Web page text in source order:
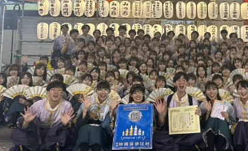
ビジネス・起業 チャレ
まちづくり・地域活性化